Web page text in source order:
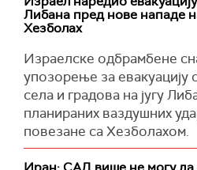
званичници су изразили
могућих подела унутар
и нејасноћа око
Бела кућа одбила је да
преговора, наводећи да
дипломатским
прихватити само споразум
могућност да Иран дође
Либана пред нове нападе
Хезболах
Израелске одбрамбене
упозорење за евакуацију
села и градова на југу
планираних ваздушних
повезане са Хезболахом.
Упозорење се односи на